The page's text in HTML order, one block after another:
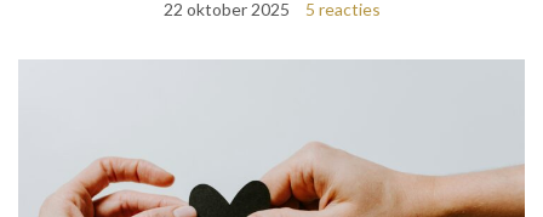
22 oktober 2025 5 reacties